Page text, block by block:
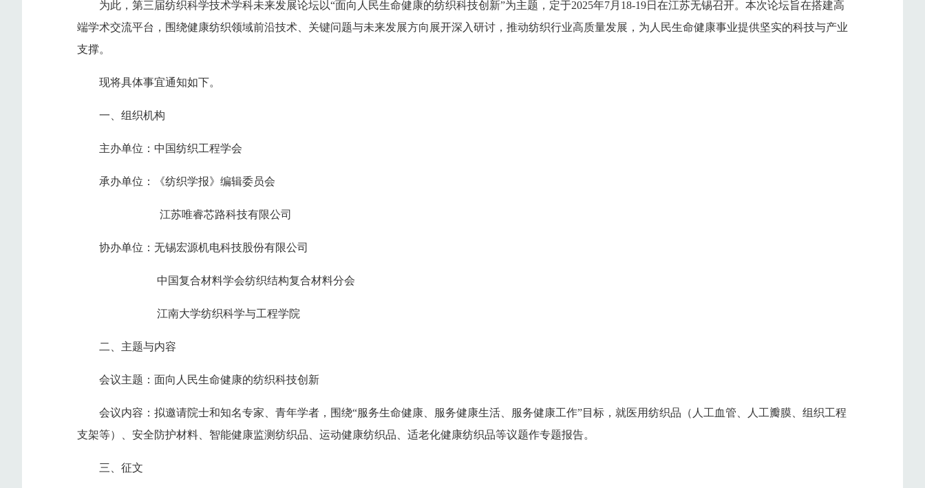
为此，第三届纺织科学技术学科未来发展论坛以“面向人民生命健康的纺织科技创新”为主题，定于2025年7月18-19日在江苏无锡召开。本次论坛旨在搭建高
端学术交流平台，围绕健康纺织领域前沿技术、关键问题与未来发展方向展开深入研讨，推动纺织行业高质量发展，为人民生命健康事业提供坚实的科技与产业
支撑。
现将具体事宜通知如下。
一、组织机构
主办单位：中国纺织工程学会
承办单位：《纺织学报》编辑委员会
江苏唯睿芯路科技有限公司
协办单位：无锡宏源机电科技股份有限公司
中国复合材料学会纺织结构复合材料分会
江南大学纺织科学与工程学院
二、主题与内容
会议主题：面向人民生命健康的纺织科技创新
会议内容：拟邀请院士和知名专家、青年学者，围绕“服务生命健康、服务健康生活、服务健康工作”目标，就医用纺织品（人工血管、人工瓣膜、组织工程
支架等）、安全防护材料、智能健康监测纺织品、运动健康纺织品、适老化健康纺织品等议题作专题报告。
三、征文